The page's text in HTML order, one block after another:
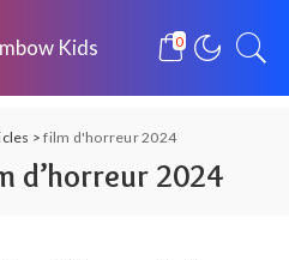
0
>film d'horreur 2024
d’horreur 2024